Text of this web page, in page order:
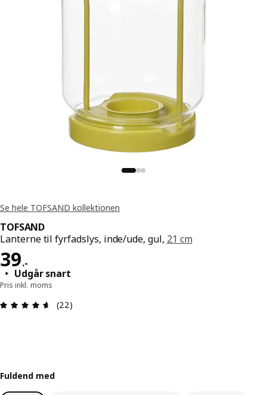
Se hele TOFSAND kollektionen
TOFSAND
Lanterne til fyrfadslys, inde/ude, gul, 21 cm
39.-
Pris 39.-
Udgår snart
Pris inkl. moms
Anmeldelse: 4.6 Ud af 5 Stjerner. Anmeldelser i
(22)
Fuldend med